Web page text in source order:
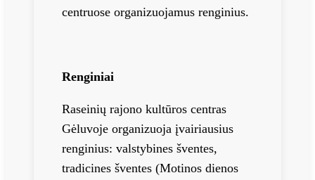
centruose organizuojamus renginius.
Renginiai
Raseinių rajono kultūros centras
Gėluvoje organizuoja įvairiausius
renginius: valstybines šventes,
tradicines šventes (Motinos dienos